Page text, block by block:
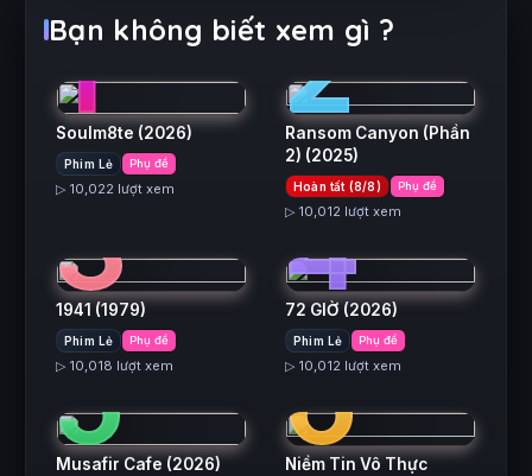
Bạn không biết xem gì ?
1
Soulm8te (2026)
Phim Lẻ Phụ đề
▷ 10,022 lượt xem
2
Ransom Canyon (Phần
2) (2025)
Hoàn tất (8/8) Phụ đề
▷ 10,012 lượt xem
3
1941 (1979)
Phim Lẻ Phụ đề
▷ 10,018 lượt xem
4
72 GIỜ (2026)
Phim Lẻ Phụ đề
▷ 10,012 lượt xem
5
Musafir Cafe (2026) 6
Niềm Tin Vô Thực